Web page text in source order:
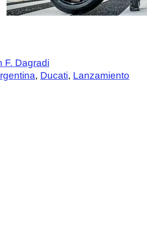
F. Dagradi
, Ducati, Lanzamiento